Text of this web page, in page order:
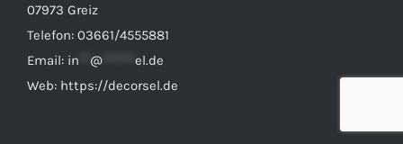
07973 Greiz
Telefon: 03661/4555881
Email: in @
el.de
Web: https://decorsel.de